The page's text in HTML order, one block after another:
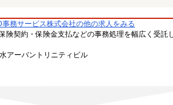
事務サービス株式会社の他の求人をみる
険契約・保険金支払などの事務処理を幅広く受託
アーバントリニティビル